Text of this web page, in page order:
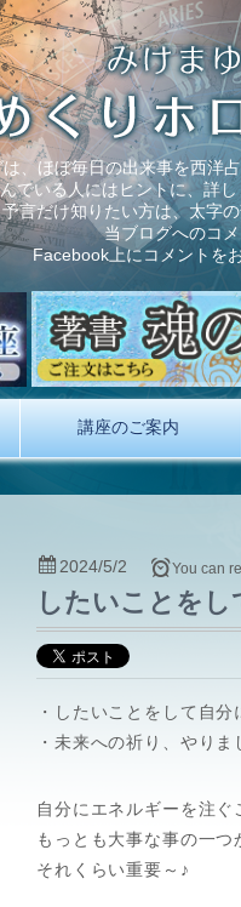
、ほぼ毎日の出来事を西洋
でいる人にはヒントに、詳
予言だけ知りたい方は、太字の
当ブログへのコ
Facebook上にコメントを
講座のご案内
したいことをし
2024/5/2 You can
・したいことをして自分
・未来への祈り、やりま
自分にエネルギーを注ぐ
もっとも大事な事の一つ
それくらい重要～♪